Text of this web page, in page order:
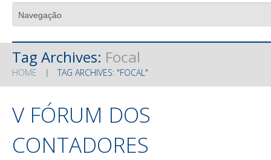
Tag Archives: Focal
HOME TAG ARCHIVES: "FOCAL"
V FÓRUM DOS
CONTADORES